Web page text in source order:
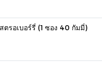
รอเบอร์รี่ (1 ซอง 40 กัมมี่)